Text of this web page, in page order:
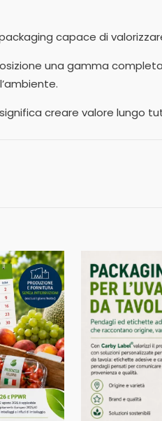
capace di
una gamma
creare valore lungo